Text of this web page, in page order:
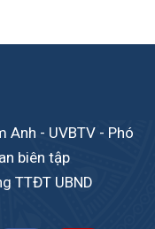
Anh - UVBTV - Phó
biên tập
TTĐT UBND